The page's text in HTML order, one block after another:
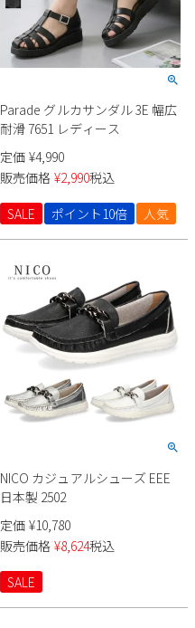
Parade グルカサンダル 3E 幅広
耐滑 7651 レディース
定価 ¥4,990
販売価格 ¥2,990税込
SALE
ポイント10倍 人気
NICO カジュアルシューズ EEE
日本製 2502
定価 ¥10,780
販売価格 ¥8,624税込
SALE